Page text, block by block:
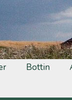
Bottin